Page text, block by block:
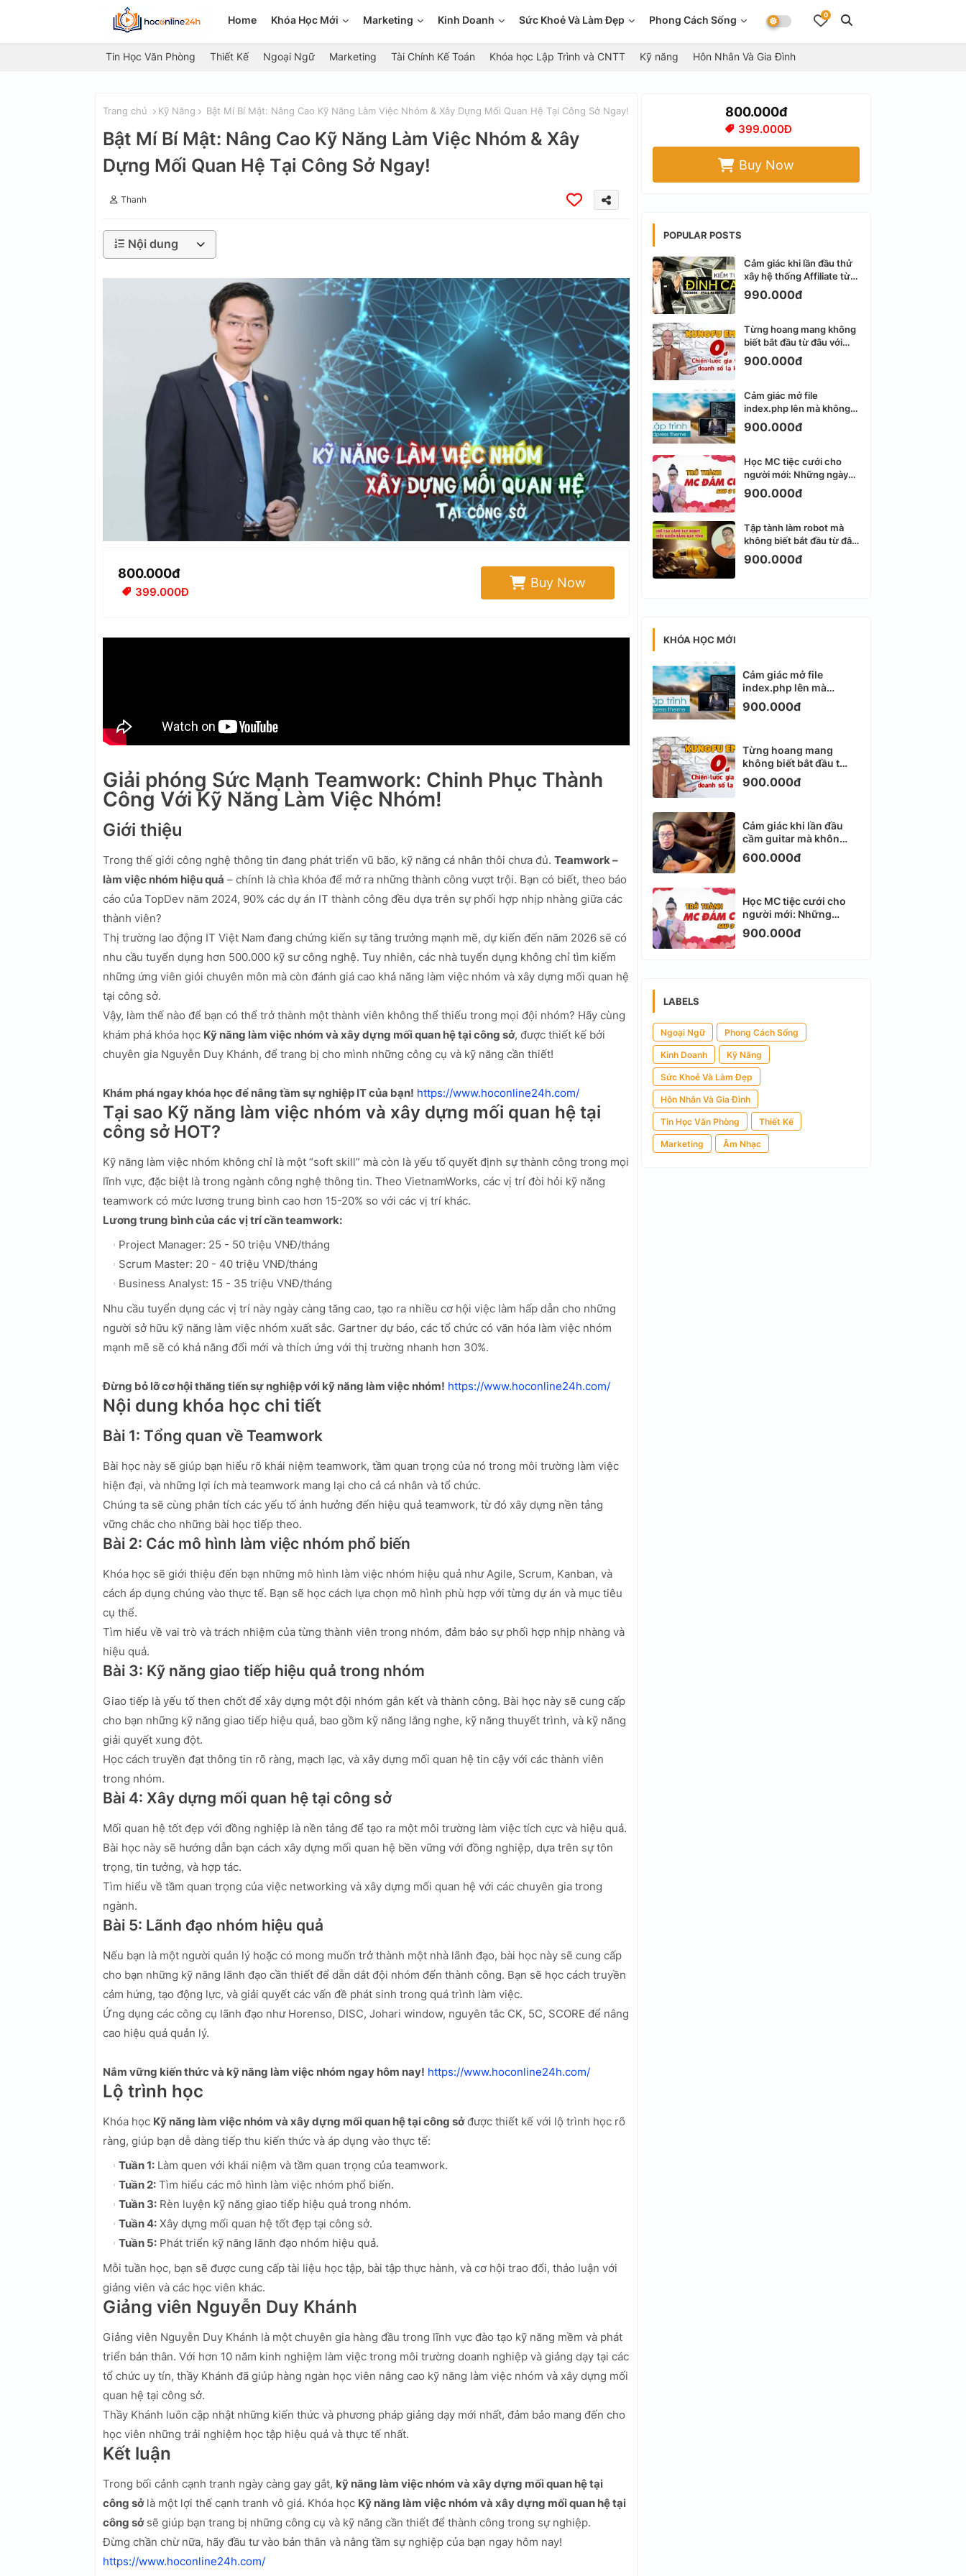
Home Khóa Học Mới Marketing Kinh Doanh Sức Khoẻ Và Làm Đẹp Phong Cách Sống 0
Tin Học Văn Phòng Thiết Kế Ngoại Ngữ Marketing Tài Chính Kế Toán Khóa học Lập Trình và CNTT Kỹ năng Hôn Nhân Và Gia Đình
Trang chủ Kỹ Năng Bật Mí Bí Mật: Nâng Cao Kỹ Năng Làm Việc Nhóm & Xây Dựng Mối Quan Hệ Tại Công Sở Ngay!
Bật Mí Bí Mật: Nâng Cao Kỹ Năng Làm Việc Nhóm & Xây
Dựng Mối Quan Hệ Tại Công Sở Ngay!
Thanh
Nội dung
800.000đ
399.000Đ
Buy Now
Giải phóng Sức Mạnh Teamwork: Chinh Phục Thành
Công Với Kỹ Năng Làm Việc Nhóm!
Giới thiệu
Trong thế giới công nghệ thông tin đang phát triển vũ bão, kỹ năng cá nhân thôi chưa đủ. Teamwork –
làm việc nhóm hiệu quả – chính là chìa khóa để mở ra những thành công vượt trội. Bạn có biết, theo báo
cáo của TopDev năm 2024, 90% các dự án IT thành công đều dựa trên sự phối hợp nhịp nhàng giữa các
thành viên?
Thị trường lao động IT Việt Nam đang chứng kiến sự tăng trưởng mạnh mẽ, dự kiến đến năm 2026 sẽ có
nhu cầu tuyển dụng hơn 500.000 kỹ sư công nghệ. Tuy nhiên, các nhà tuyển dụng không chỉ tìm kiếm
những ứng viên giỏi chuyên môn mà còn đánh giá cao khả năng làm việc nhóm và xây dựng mối quan hệ
tại công sở.
Vậy, làm thế nào để bạn có thể trở thành một thành viên không thể thiếu trong mọi đội nhóm? Hãy cùng
khám phá khóa học Kỹ năng làm việc nhóm và xây dựng mối quan hệ tại công sở, được thiết kế bởi
chuyên gia Nguyễn Duy Khánh, để trang bị cho mình những công cụ và kỹ năng cần thiết!
Khám phá ngay khóa học để nâng tầm sự nghiệp IT của bạn! https://www.hoconline24h.com/
Tại sao Kỹ năng làm việc nhóm và xây dựng mối quan hệ tại
công sở HOT?
Kỹ năng làm việc nhóm không chỉ là một “soft skill” mà còn là yếu tố quyết định sự thành công trong mọi
lĩnh vực, đặc biệt là trong ngành công nghệ thông tin. Theo VietnamWorks, các vị trí đòi hỏi kỹ năng
teamwork có mức lương trung bình cao hơn 15-20% so với các vị trí khác.
Lương trung bình của các vị trí cần teamwork:
Project Manager: 25 - 50 triệu VNĐ/tháng
Scrum Master: 20 - 40 triệu VNĐ/tháng
Business Analyst: 15 - 35 triệu VNĐ/tháng
Nhu cầu tuyển dụng các vị trí này ngày càng tăng cao, tạo ra nhiều cơ hội việc làm hấp dẫn cho những
người sở hữu kỹ năng làm việc nhóm xuất sắc. Gartner dự báo, các tổ chức có văn hóa làm việc nhóm
mạnh mẽ sẽ có khả năng đổi mới và thích ứng với thị trường nhanh hơn 30%.
Đừng bỏ lỡ cơ hội thăng tiến sự nghiệp với kỹ năng làm việc nhóm! https://www.hoconline24h.com/
Nội dung khóa học chi tiết
Bài 1: Tổng quan về Teamwork
Bài học này sẽ giúp bạn hiểu rõ khái niệm teamwork, tầm quan trọng của nó trong môi trường làm việc
hiện đại, và những lợi ích mà teamwork mang lại cho cả cá nhân và tổ chức.
Chúng ta sẽ cùng phân tích các yếu tố ảnh hưởng đến hiệu quả teamwork, từ đó xây dựng nền tảng
vững chắc cho những bài học tiếp theo.
Bài 2: Các mô hình làm việc nhóm phổ biến
Khóa học sẽ giới thiệu đến bạn những mô hình làm việc nhóm hiệu quả như Agile, Scrum, Kanban, và
cách áp dụng chúng vào thực tế. Bạn sẽ học cách lựa chọn mô hình phù hợp với từng dự án và mục tiêu
cụ thể.
Tìm hiểu về vai trò và trách nhiệm của từng thành viên trong nhóm, đảm bảo sự phối hợp nhịp nhàng và
hiệu quả.
Bài 3: Kỹ năng giao tiếp hiệu quả trong nhóm
Giao tiếp là yếu tố then chốt để xây dựng một đội nhóm gắn kết và thành công. Bài học này sẽ cung cấp
cho bạn những kỹ năng giao tiếp hiệu quả, bao gồm kỹ năng lắng nghe, kỹ năng thuyết trình, và kỹ năng
giải quyết xung đột.
Học cách truyền đạt thông tin rõ ràng, mạch lạc, và xây dựng mối quan hệ tin cậy với các thành viên
trong nhóm.
Bài 4: Xây dựng mối quan hệ tại công sở
Mối quan hệ tốt đẹp với đồng nghiệp là nền tảng để tạo ra một môi trường làm việc tích cực và hiệu quả.
Bài học này sẽ hướng dẫn bạn cách xây dựng mối quan hệ bền vững với đồng nghiệp, dựa trên sự tôn
trọng, tin tưởng, và hợp tác.
Tìm hiểu về tầm quan trọng của việc networking và xây dựng mối quan hệ với các chuyên gia trong
ngành.
Bài 5: Lãnh đạo nhóm hiệu quả
Nếu bạn là một người quản lý hoặc có mong muốn trở thành một nhà lãnh đạo, bài học này sẽ cung cấp
cho bạn những kỹ năng lãnh đạo cần thiết để dẫn dắt đội nhóm đến thành công. Bạn sẽ học cách truyền
cảm hứng, tạo động lực, và giải quyết các vấn đề phát sinh trong quá trình làm việc.
Ứng dụng các công cụ lãnh đạo như Horenso, DISC, Johari window, nguyên tắc CK, 5C, SCORE để nâng
cao hiệu quả quản lý.
Nắm vững kiến thức và kỹ năng làm việc nhóm ngay hôm nay! https://www.hoconline24h.com/
Lộ trình học
Khóa học Kỹ năng làm việc nhóm và xây dựng mối quan hệ tại công sởđược thiết kế với lộ trình học rõ
ràng, giúp bạn dễ dàng tiếp thu kiến thức và áp dụng vào thực tế:
Tuần 1: Làm quen với khái niệm và tầm quan trọng của teamwork.
Tuần 2: Tìm hiểu các mô hình làm việc nhóm phổ biến.
Tuần 3: Rèn luyện kỹ năng giao tiếp hiệu quả trong nhóm.
Tuần 4: Xây dựng mối quan hệ tốt đẹp tại công sở.
Tuần 5: Phát triển kỹ năng lãnh đạo nhóm hiệu quả.
Mỗi tuần học, bạn sẽ được cung cấp tài liệu học tập, bài tập thực hành, và cơ hội trao đổi, thảo luận với
giảng viên và các học viên khác.
Giảng viên Nguyễn Duy Khánh
Giảng viên Nguyễn Duy Khánh là một chuyên gia hàng đầu trong lĩnh vực đào tạo kỹ năng mềm và phát
triển bản thân. Với hơn 10 năm kinh nghiệm làm việc trong môi trường doanh nghiệp và giảng dạy tại các
tổ chức uy tín, thầy Khánh đã giúp hàng ngàn học viên nâng cao kỹ năng làm việc nhóm và xây dựng mối
quan hệ tại công sở.
Thầy Khánh luôn cập nhật những kiến thức và phương pháp giảng dạy mới nhất, đảm bảo mang đến cho
học viên những trải nghiệm học tập hiệu quả và thực tế nhất.
Kết luận
Trong bối cảnh cạnh tranh ngày càng gay gắt, kỹ năng làm việc nhóm và xây dựng mối quan hệ tại
công sởlà một lợi thế cạnh tranh vô giá. Khóa học Kỹ năng làm việc nhóm và xây dựng mối quan hệ tại
công sởsẽ giúp bạn trang bị những công cụ và kỹ năng cần thiết để thành công trong sự nghiệp.
Đừng chần chừ nữa, hãy đầu tư vào bản thân và nâng tầm sự nghiệp của bạn ngay hôm nay!
https://www.hoconline24h.com/
800.000đ
399.000Đ
Buy Now
POPULAR POSTS
Cảm giác khi lần đầu thử
xây hệ thống Affiliate từ
Facebook cá nhân
990.000đ
Từng hoang mang không
biết bắt đầu từ đâu với
Email Marketing
900.000đ
Cảm giác mở file
index.php lên mà không
biết viết gì tiếp theo
900.000đ
Học MC tiệc cưới cho
người mới: Những ngày
đầu thực sự khá ngợp
900.000đ
Tập tành làm robot mà
không biết bắt đầu từ đâu
thì dễ nản thật
900.000đ
KHÓA HỌC MỚI
Cảm giác mở file
index.php lên mà
không biết viết gì tiếp
theo
900.000đ
Từng hoang mang
không biết bắt đầu từ
đâu với Email
Marketing
900.000đ
Cảm giác khi lần đầu
cầm guitar mà không
biết bắt đầu từ đâu
600.000đ
Học MC tiệc cưới cho
người mới: Những
ngày đầu thực sự khá
ngợp
900.000đ
LABELS
Ngoại Ngữ Phong Cách Sống
Kinh Doanh Kỹ Năng
Sức Khoẻ Và Làm Đẹp
Hôn Nhân Và Gia Đình
Tin Học Văn Phòng Thiết Kế
Marketing Âm Nhạc